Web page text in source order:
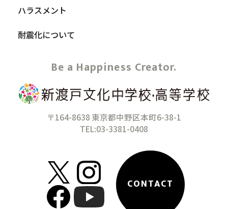
Be a Happiness Creator.
〒164-8638 東京都中野区本町6-38-1
TEL:03-3381-0408
CONTACT
ハラスメント
耐震化について